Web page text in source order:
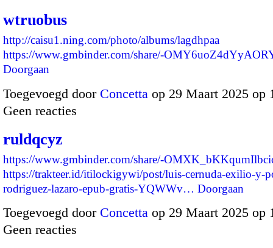
wtruobus
http://caisu1.ning.com/photo/albums/lagdhpaa
https://www.gmbinder.com/share/-
Doorgaan
Toegevoegd door Concetta op 29 Maart 2025
Geen reacties
ruldqcyz
https://www.gmbinder.com/share/-
https://trakteer.id/itilockigywi/post/luis-cernuda-exilio-y-
rodriguez-lazaro-epub-gratis-YQWWv… Doorgaan
Toegevoegd door Concetta op 29 Maart 2025
Geen reacties